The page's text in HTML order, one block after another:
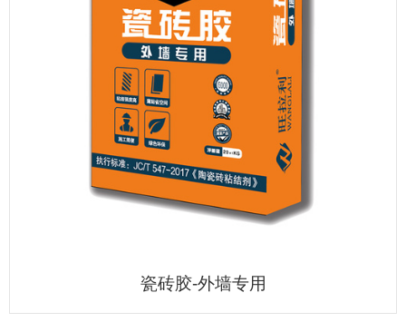
瓷砖胶-外墙专用